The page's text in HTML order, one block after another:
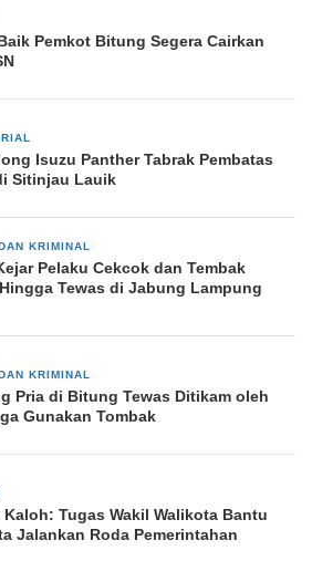
Pemkot Bitung Segera Cairkan
Isuzu Panther Tabrak Pembatas
Sitinjau Lauik
KRIMINAL
Pelaku Cekcok dan Tembak
Tewas di Jabung Lampung
KRIMINAL
Pria di Bitung Tewas Ditikam oleh
Gunakan Tombak
Kaloh: Tugas Wakil Walikota Bantu
Jalankan Roda Pemerintahan